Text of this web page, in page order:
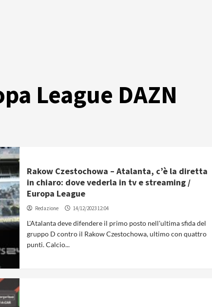
League DAZN
Rakow Czestochowa – Atalanta, c’è la diretta
in chiaro: dove vederla in tv e streaming /
Europa League
Redazione 14/12/2023 12:04
L'Atalanta deve difendere il primo posto nell'ultima sfida del
gruppo D contro il Rakow Czestochowa, ultimo con quattro
punti. Calcio...